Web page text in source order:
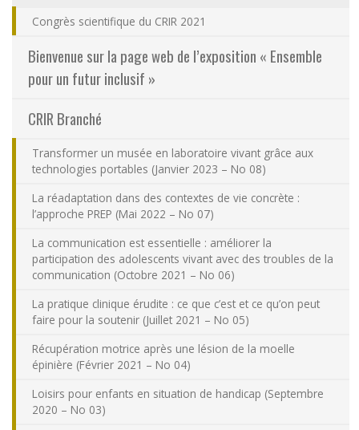
Éthique
Plan du site
Accessibilité
Espace membre
Congrès scientifique du CRIR 2021
Bienvenue sur la page web de l’exposition « Ensemble
pour un futur inclusif »
CRIR Branché
Transformer un musée en laboratoire vivant grâce aux
technologies portables (Janvier 2023 – No 08)
La réadaptation dans des contextes de vie concrète :
l’approche PREP (Mai 2022 – No 07)
La communication est essentielle : améliorer la
participation des adolescents vivant avec des troubles de la
communication (Octobre 2021 – No 06)
La pratique clinique érudite : ce que c’est et ce qu’on peut
faire pour la soutenir (Juillet 2021 – No 05)
Récupération motrice après une lésion de la moelle
épinière (Février 2021 – No 04)
Loisirs pour enfants en situation de handicap (Septembre
2020 – No 03)